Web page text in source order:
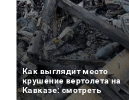
Как выглядит место
крушение вертолета на
Кавказе: смотреть